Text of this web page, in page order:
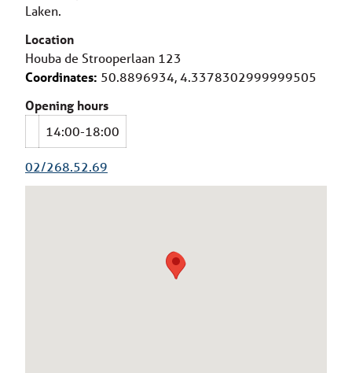
Laken.
Location
Houba de Strooperlaan 123
Coordinates: 50.8896934, 4.3378302999999505
Opening hours
14:00-18:00
02/268.52.69